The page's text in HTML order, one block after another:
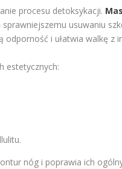
procesu detoksykacji.
usuwaniu
odporność i ułatwia walkę z
estetycznych:
nóg i poprawia ich